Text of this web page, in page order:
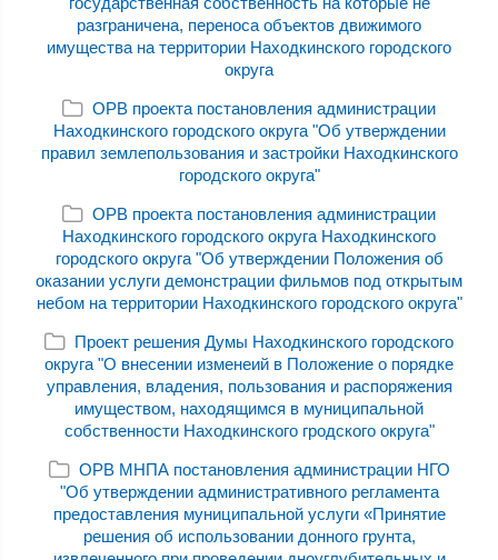
разграничена, переноса объектов движимого
имущества на территории Находкинского городского
округа
ОРВ проекта постановления администрации
Находкинского городского округа "Об утверждении
правил землепользования и застройки Находкинского
городского округа"
ОРВ проекта постановления администрации
Находкинского городского округа Находкинского
городского округа "Об утверждении Положения об
оказании услуги демонстрации фильмов под открытым
небом на территории Находкинского городского округа"
Проект решения Думы Находкинского городского
округа "О внесении изменеий в Положение о порядке
управления, владения, пользования и распоряжения
имуществом, находящимся в муниципальной
собственности Находкинского гродского округа"
ОРВ МНПА постановления администрации НГО
"Об утверждении административного регламента
предоставления муниципальной услуги «Принятие
решения об использовании донного грунта,